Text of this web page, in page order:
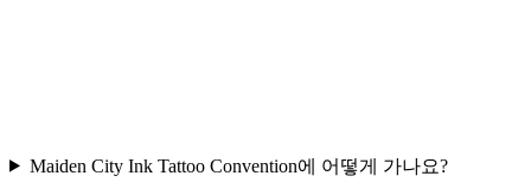
Maiden City Ink Tattoo Convention에 어떻게 가나요?